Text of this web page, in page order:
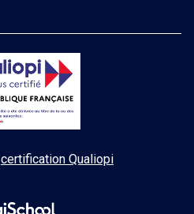
certification Qualiopi